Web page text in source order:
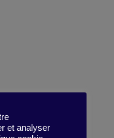
et analyser